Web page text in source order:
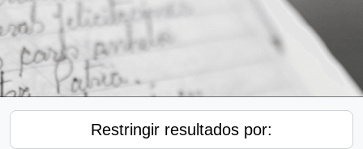
Restringir resultados por: